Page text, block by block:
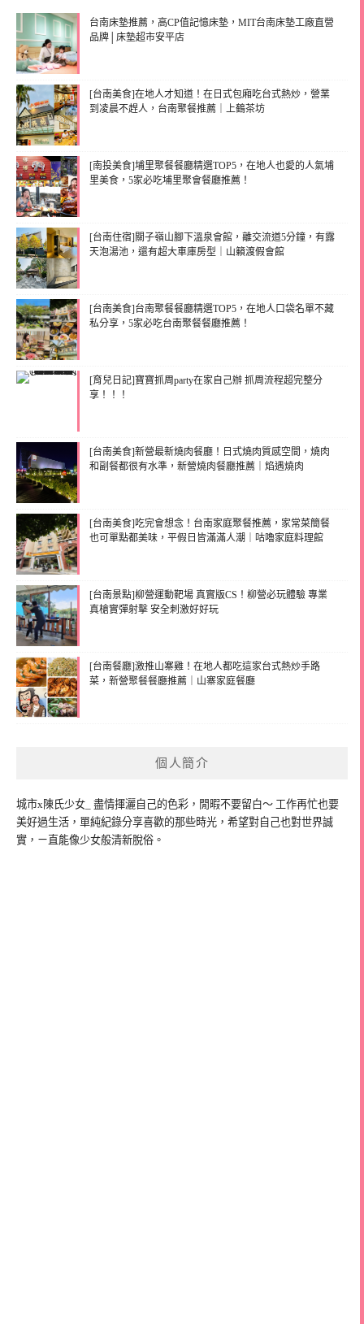
台南床墊推薦，高CP值記憶床墊，MIT台南床墊工廠直營
品牌│床墊超市安平店
[台南美食]在地人才知道！在日式包廂吃台式熱炒，營業
到凌晨不趕人，台南聚餐推薦｜上鶴茶坊
[南投美食]埔里聚餐餐廳精選TOP5，在地人也愛的人氣埔
里美食，5家必吃埔里聚會餐廳推薦！
[台南住宿]關子嶺山腳下溫泉會館，離交流道5分鐘，有露
天泡湯池，還有超大車庫房型｜山籟渡假會館
[台南美食]台南聚餐餐廳精選TOP5，在地人口袋名單不藏
私分享，5家必吃台南聚餐餐廳推薦！
[育兒日記]寶寶抓周party在家自己辦 抓周流程超完整分
享！！！
[台南美食]新營最新燒肉餐廳！日式燒肉質感空間，燒肉
和副餐都很有水準，新營燒肉餐廳推薦｜焰遇燒肉
[台南美食]吃完會想念！台南家庭聚餐推薦，家常菜簡餐
也可單點都美味，平假日皆滿滿人潮｜咕嚕家庭料理館
[台南景點]柳營運動靶場 真實版CS！柳營必玩體驗 專業
真槍實彈射擊 安全刺激好好玩
[台南餐廳]激推山寨雞！在地人都吃這家台式熱炒手路
菜，新營聚餐餐廳推薦｜山寨家庭餐廳
個人簡介
城市x陳氏少女_ 盡情揮灑自己的色彩，閒暇不要留白～ 工作再忙也要
美好過生活，單純紀錄分享喜歡的那些時光，希望對自己也對世界誠
實，ㄧ直能像少女般清新脫俗。